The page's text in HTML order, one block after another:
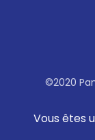
©2020
Vous êtes